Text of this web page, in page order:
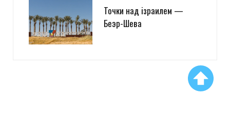
Точки над iзраилем —
Беэр-Шева